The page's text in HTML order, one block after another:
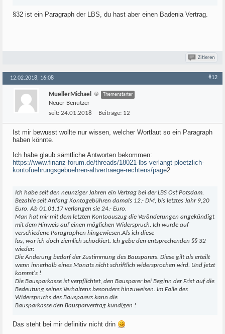
§32 ist ein Paragraph der LBS, du hast aber einen Badenia Vertrag.
Zitieren
12.02.2018, 16:08 #12
MuellerMichael Themenstarter
Neuer Benutzer
seit: 24.01.2018 Beiträge: 12
Ist mir bewusst wollte nur wissen, welcher Wortlaut so ein Paragraph
haben könnte.
Ich habe glaub sämtliche Antworten bekommen:
https://www.finanz-forum.de/threads/18021-lbs-verlangt-ploetzlich-
kontofuehrungsgebuehren-altvertraege-rechtens/page2
Ich habe seit den neunziger Jahren ein Vertrag bei der LBS Ost Potsdam.
Bezahle seit Anfang Kontogebühren damals 12.- DM, bis letztes Jahr 9,20
Euro. Ab 01.01.17 verlangen sie 24.- Euro.
Man hat mir mit dem letzten Kontoauszug die Veränderungen angekündigt
mit dem Hinweis auf einen möglichen Widerspruch. Ich wurde auf
verschiedene Paragraphen hingewiesen.Als ich diese
las, war ich doch ziemlich schockiert. Ich gebe den entsprechenden §§ 32
wieder:
Die Änderung bedarf der Zustimmung des Bausparers. Diese gilt als erteilt
wenn innerhalb eines Monats nicht schriftlich widersprochen wird. Und jetzt
kommt's !
Die Bausparkasse ist verpflichtet, den Bausparer bei Beginn der Frist auf die
Bedeutung seines Verhaltens besonders hinzuweisen. Im Falle des
Widerspruchs des Bausparers kann die
Bausparkasse den Bausparvertrag kündigen !
Das steht bei mir definitiv nicht drin